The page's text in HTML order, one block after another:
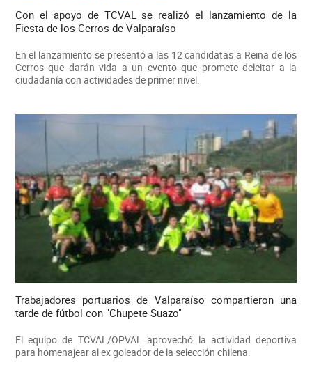
Con el apoyo de TCVAL se realizó el lanzamiento de la
Fiesta de los Cerros de Valparaíso
En el lanzamiento se presentó a las 12 candidatas a Reina de los
Cerros que darán vida a un evento que promete deleitar a la
ciudadanía con actividades de primer nivel.
Trabajadores portuarios de Valparaíso compartieron una
tarde de fútbol con "Chupete Suazo"
El equipo de TCVAL/OPVAL aprovechó la actividad deportiva
para homenajear al ex goleador de la selección chilena.